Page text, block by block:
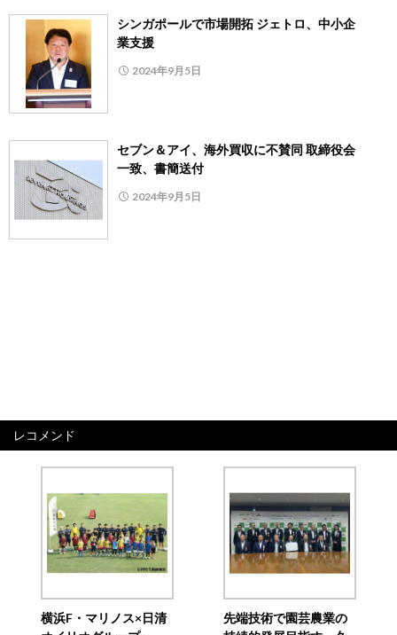
シンガポールで市場開拓 ジェトロ、中小企
業支援
2024年9月5日
セブン＆アイ、海外買収に不賛同 取締役会
一致、書簡送付
2024年9月5日
レコメンド
横浜F・マリノス×日清
先端技術で園芸農業の